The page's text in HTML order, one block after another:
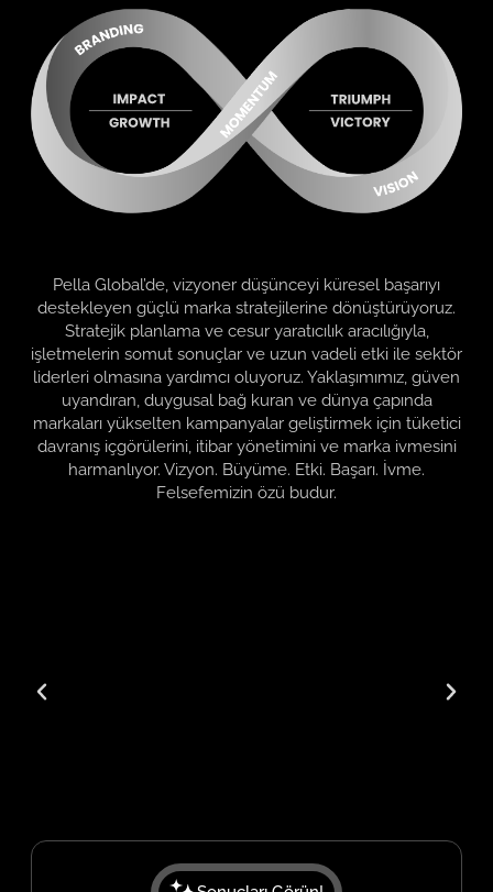
Pella Global’de, vizyoner düşünceyi küresel başarıyı
destekleyen güçlü marka stratejilerine dönüştürüyoruz.
Stratejik planlama ve cesur yaratıcılık aracılığıyla,
işletmelerin somut sonuçlar ve uzun vadeli etki ile sektör
liderleri olmasına yardımcı oluyoruz. Yaklaşımımız, güven
uyandıran, duygusal bağ kuran ve dünya çapında
markaları yükselten kampanyalar geliştirmek için tüketici
davranış içgörülerini, itibar yönetimini ve marka ivmesini
harmanlıyor. Vizyon. Büyüme. Etki. Başarı. İvme.
Felsefemizin özü budur.